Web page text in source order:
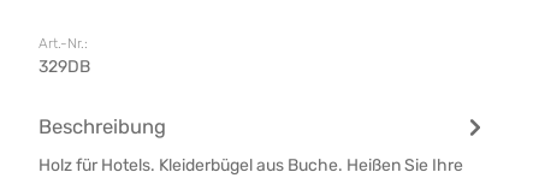
Art.-Nr.:
329DB
Beschreibung
Holz für Hotels. Kleiderbügel aus Buche. Heißen Sie Ihre